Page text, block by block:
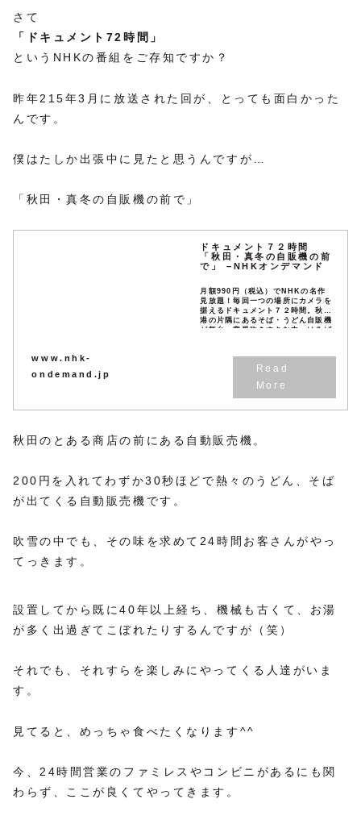
さて
「ドキュメント72時間」
というNHKの番組をご存知ですか？
昨年215年3月に放送された回が、とっても面白かった
んです。
僕はたしか出張中に見たと思うんですが…
「秋田・真冬の自販機の前で」
ドキュメント７２時間
「秋田・真冬の自販機の前
で」 −NHKオンデマンド
月額990円（税込）でNHKの名作
見放題！毎回一つの場所にカメラを
据えるドキュメント７２時間。秋田
港の片隅にあるそば・うどん自販機
が舞台。寒風吹きすさむ中、はるば
www.nhk-
ondemand.jp
秋田のとある商店の前にある自動販売機。
200円を入れてわずか30秒ほどで熱々のうどん、そば
が出てくる自動販売機です。
吹雪の中でも、その味を求めて24時間お客さんがやっ
てっきます。
設置してから既に40年以上経ち、機械も古くて、お湯
が多く出過ぎてこぼれたりするんですが（笑）
それでも、それすらを楽しみにやってくる人達がいま
す。
見てると、めっちゃ食べたくなります^^
今、24時間営業のファミレスやコンビニがあるにも関
わらず、ここが良くてやってきます。